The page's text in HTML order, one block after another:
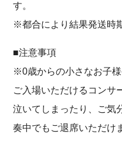
す。
※都合により結果発送時
■注意事項
※0歳からの小さなお子
ご入場いただけるコンサ
泣いてしまったり、ご気
奏中でもご退席いただけ